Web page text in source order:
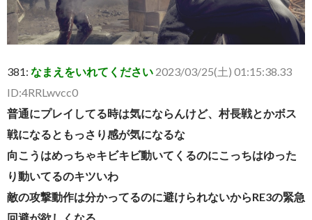
381: なまえをいれてください 2023/03/25(土) 01:15:38.33
ID:4RRLwvcc0
普通にプレイしてる時は気にならんけど、村長戦とかボス
戦になるともっさり感が気になるな
向こうはめっちゃキビキビ動いてくるのにこっちはゆった
り動いてるのキツいわ
敵の攻撃動作は分かってるのに避けられないからRE3の緊急